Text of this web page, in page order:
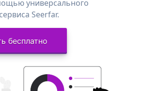
универсального
Seerfar.
бесплатно